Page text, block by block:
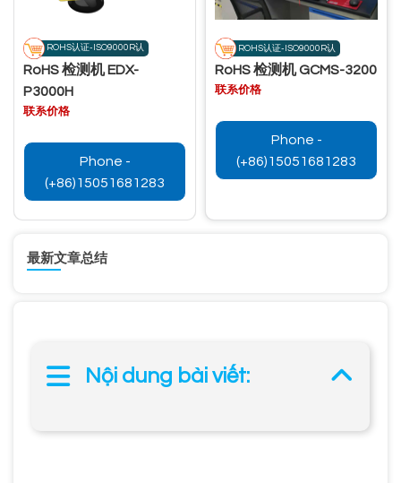
ROHS认证-ISO9000R认
RoHS 检测机 EDX-
P3000H
联系价格
Phone -
(+86)15051681283
ROHS认证-ISO9000R认
RoHS 检测机 GCMS-3200
联系价格
Phone -
(+86)15051681283
Nội dung bài viết:
最新文章总结